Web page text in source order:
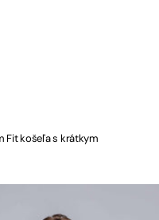
Fit košeľa s krátkym